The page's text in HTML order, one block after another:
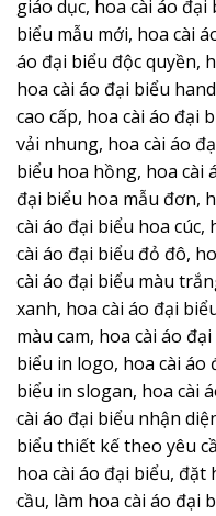
giáo dục, hoa cài áo
biểu mẫu mới, hoa cài
áo đại biểu độc quyền,
hoa cài áo đại biểu
cao cấp, hoa cài áo đại
vải nhung, hoa cài áo
biểu hoa hồng, hoa cài
đại biểu hoa mẫu đơn,
cài áo đại biểu hoa cúc,
cài áo đại biểu đỏ đô,
cài áo đại biểu màu
xanh, hoa cài áo đại
màu cam, hoa cài áo
biểu in logo, hoa cài áo
biểu in slogan, hoa cài
cài áo đại biểu nhận
biểu thiết kế theo yêu
hoa cài áo đại biểu, đặt
cầu, làm hoa cài áo đại